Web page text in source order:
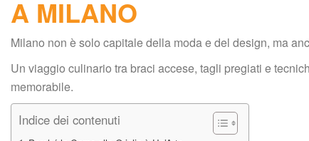
A MILANO
Milano non è solo capitale della moda e del design, ma
Un viaggio culinario tra braci accese, tagli pregiati e
memorabile.
Indice dei contenuti